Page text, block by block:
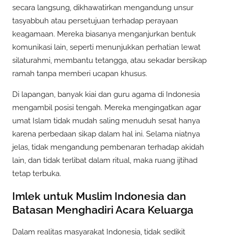
secara langsung, dikhawatirkan mengandung unsur
tasyabbuh atau persetujuan terhadap perayaan
keagamaan. Mereka biasanya menganjurkan bentuk
komunikasi lain, seperti menunjukkan perhatian lewat
silaturahmi, membantu tetangga, atau sekadar bersikap
ramah tanpa memberi ucapan khusus.
Di lapangan, banyak kiai dan guru agama di Indonesia
mengambil posisi tengah. Mereka mengingatkan agar
umat Islam tidak mudah saling menuduh sesat hanya
karena perbedaan sikap dalam hal ini. Selama niatnya
jelas, tidak mengandung pembenaran terhadap akidah
lain, dan tidak terlibat dalam ritual, maka ruang ijtihad
tetap terbuka.
Imlek untuk Muslim Indonesia dan
Batasan Menghadiri Acara Keluarga
Dalam realitas masyarakat Indonesia, tidak sedikit